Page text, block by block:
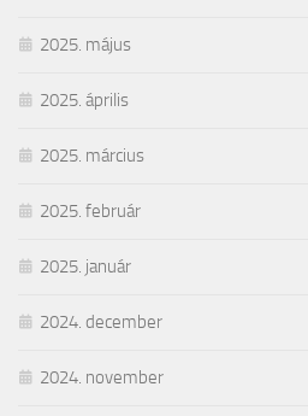
2025. május
2025. április
2025. március
2025. február
2025. január
2024. december
2024. november